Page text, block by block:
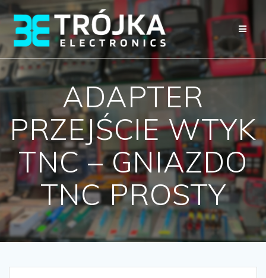
Przejdź
do
treści
ADAPTER
PRZEJŚCIE WTYK
TNC – GNIAZDO
TNC PROSTY